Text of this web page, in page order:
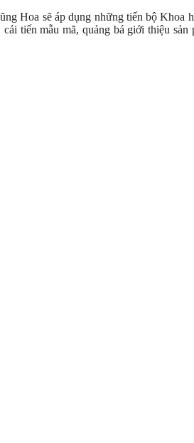
Hoa sẽ áp dụng những tiến bộ
tiến mẫu mã, quảng bá giới thiệu